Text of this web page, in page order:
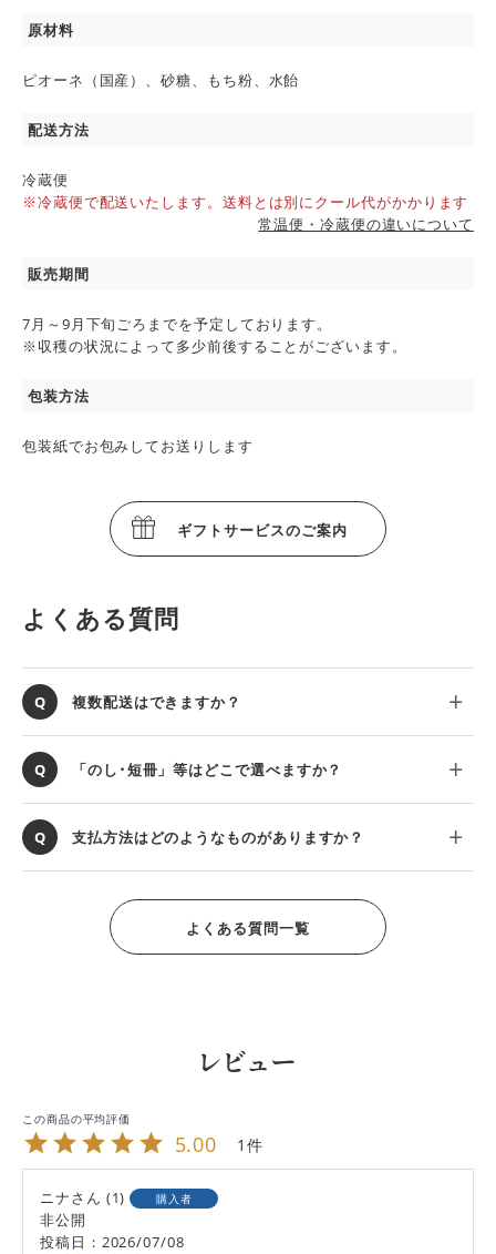
原材料
ピオーネ（国産）、砂糖、もち粉、水飴
配送方法
冷蔵便
※冷蔵便で配送いたします。送料とは別にクール代がかかります
常温便・冷蔵便の違いについて
販売期間
7月～9月下旬ごろまでを予定しております。
※収穫の状況によって多少前後することがございます。
包装方法
包装紙でお包みしてお送りします
ギフトサービスのご案内
よくある質問
複数配送はできますか？
「のし･短冊」等はどこで選べますか？
支払方法はどのようなものがありますか？
よくある質問一覧
レビュー
5.00 1
ニナ 1 購入者
非公開
投稿日
2026/07/08